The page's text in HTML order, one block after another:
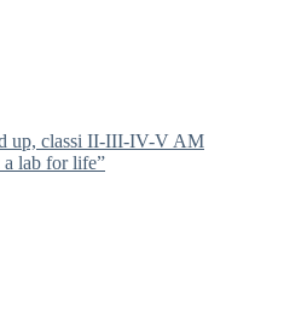
up, classi II-III-IV-V AM
lab for life”